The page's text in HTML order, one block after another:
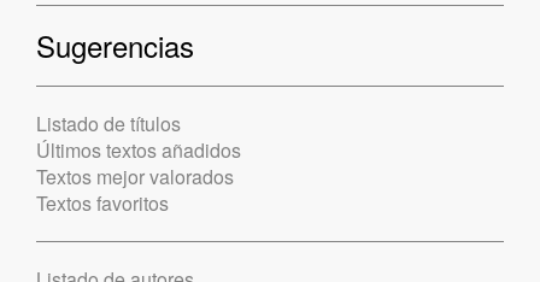
Sugerencias
Listado de títulos
Últimos textos añadidos
Textos mejor valorados
Textos favoritos